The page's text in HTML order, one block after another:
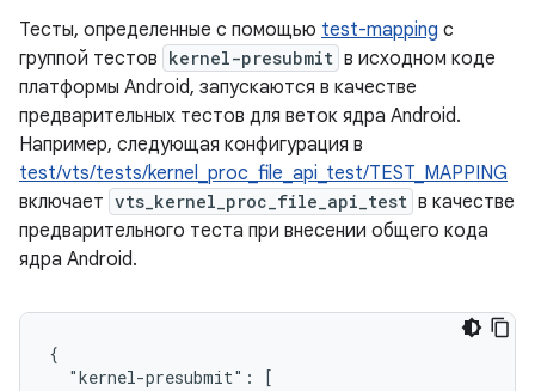
Тесты, определенные с помощью test-mapping с
группой тестов kernel-presubmit в исходном коде
платформы Android, запускаются в качестве
предварительных тестов для веток ядра Android.
Например, следующая конфигурация в
test/vts/tests/kernel_proc_file_api_test/TEST_MAPPING
включает vts_kernel_proc_file_api_test в качестве
предварительного теста при внесении общего кода
ядра Android.
{
  "kernel-presubmit": [